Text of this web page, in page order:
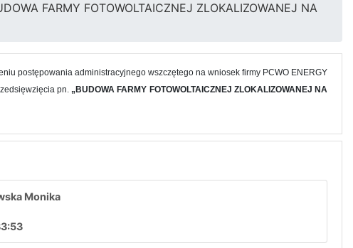
FARMY FOTOWOLTAICZNEJ ZLOKALIZOWANEJ NA
postępowania administracyjnego wszczętego na wniosek firmy PCWO ENERGY
pn.„BUDOWA FARMY FOTOWOLTAICZNEJ ZLOKALIZOWANEJ NA
Monika